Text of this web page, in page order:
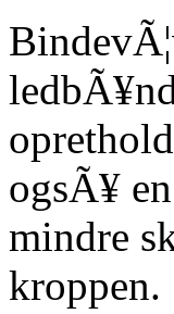
ogsÃ¥
mindre
kroppen.